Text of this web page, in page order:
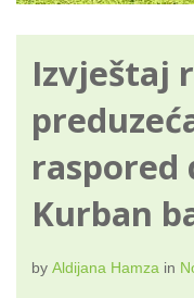
Izvještaj
raspored
Kurban
by Aldijana Hamza in